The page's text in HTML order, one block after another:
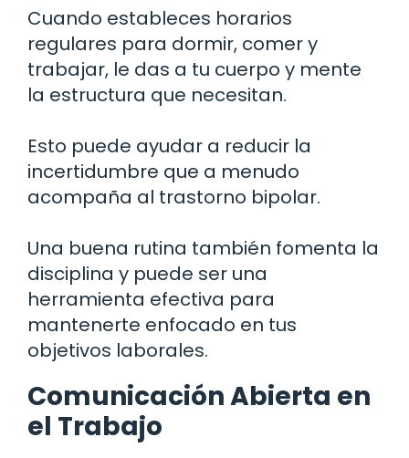
Cuando estableces horarios
regulares para dormir, comer y
trabajar, le das a tu cuerpo y mente
la estructura que necesitan.
Esto puede ayudar a reducir la
incertidumbre que a menudo
acompaña al trastorno bipolar.
Una buena rutina también fomenta la
disciplina y puede ser una
herramienta efectiva para
mantenerte enfocado en tus
objetivos laborales.
Comunicación Abierta en
el Trabajo